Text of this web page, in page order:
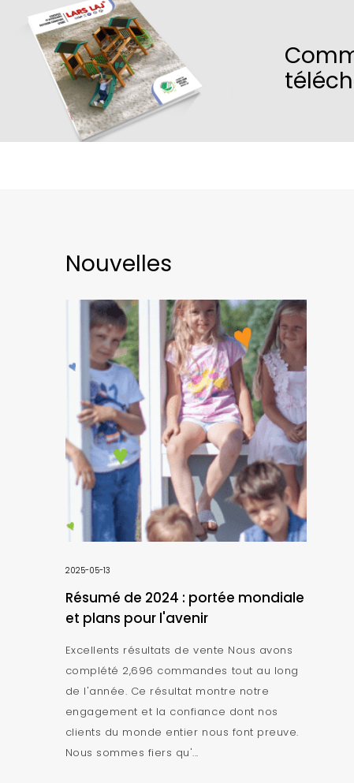
Nouvelles
2025-05-13
Résumé de 2024 : portée mondiale
et plans pour l'avenir
Excellents résultats de vente Nous avons
complété 2,696 commandes tout au long
de l'année. Ce résultat montre notre
engagement et la confiance dont nos
clients du monde entier nous font preuve.
Nous sommes fiers qu'...